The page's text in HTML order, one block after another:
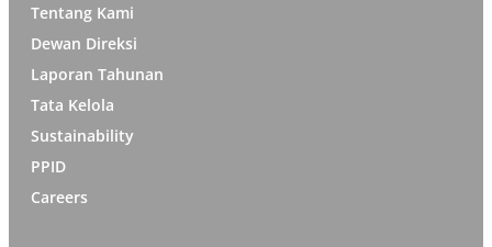
Tentang Kami
Dewan Direksi
Laporan Tahunan
Tata Kelola
Sustainability
PPID
Careers